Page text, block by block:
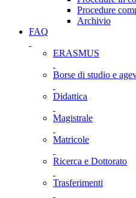
Procedure
Archivio
FAQ
ERASMUS
Borse di studio e
Didattica
Magistrale
Matricole
Ricerca e Dottorato
Trasferimenti